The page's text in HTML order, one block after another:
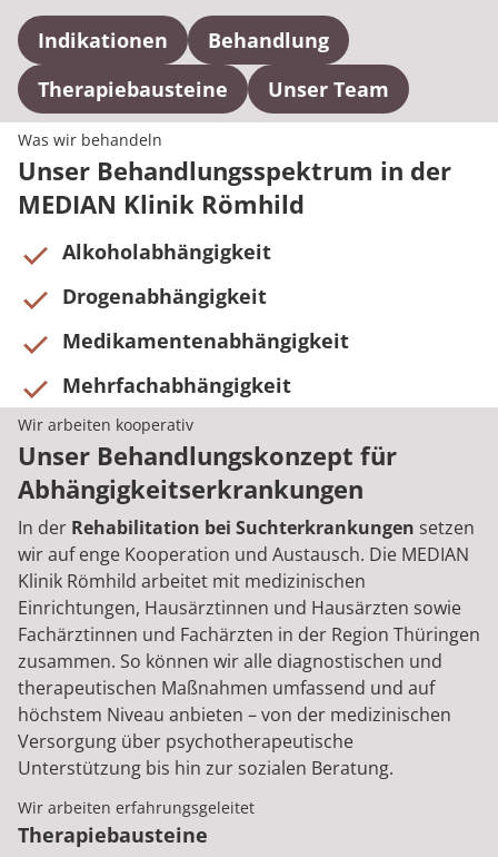
Indikationen
Behandlung
Therapiebausteine
Unser Team
Was wir behandeln
Unser Behandlungsspektrum in der
MEDIAN Klinik Römhild
Alkoholabhängigkeit
Drogenabhängigkeit
Medikamentenabhängigkeit
Mehrfachabhängigkeit
Wir arbeiten kooperativ
Unser Behandlungskonzept für
Abhängigkeitserkrankungen
In der Rehabilitation bei Suchterkrankungen setzen
wir auf enge Kooperation und Austausch. Die MEDIAN
Klinik Römhild arbeitet mit medizinischen
Einrichtungen, Hausärztinnen und Hausärzten sowie
Fachärztinnen und Fachärzten in der Region Thüringen
zusammen. So können wir alle diagnostischen und
therapeutischen Maßnahmen umfassend und auf
höchstem Niveau anbieten – von der medizinischen
Versorgung über psychotherapeutische
Unterstützung bis hin zur sozialen Beratung.
Wir arbeiten erfahrungsgeleitet
Therapiebausteine